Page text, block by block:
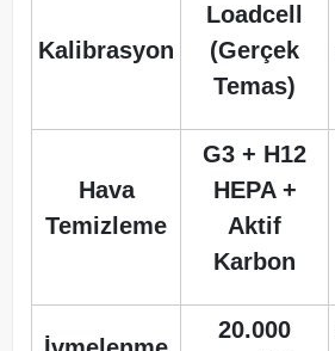
Kalibrasyon
Loadcell
(Gerçek
Temas)
Hava
Temizleme
G3 + H12
HEPA +
Aktif
Karbon
20.000